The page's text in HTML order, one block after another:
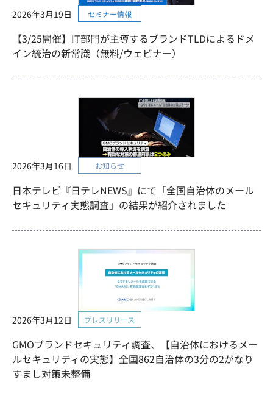
【3/25開催】IT部門が主導するブランドTLDによるドメ
イン統治の新常識（無料/ウェビナー）
2026年3月19日 セミナー情報
日本テレビ『日テレNEWS』にて「全国自治体のメール
セキュリティ実態調査」の結果が紹介されました
2026年3月16日 お知らせ
GMOブランドセキュリティ調査、【自治体におけるメー
ルセキュリティの実態】全国862自治体の3分の2がなり
すまし対策未整備
2026年3月12日 プレスリリース